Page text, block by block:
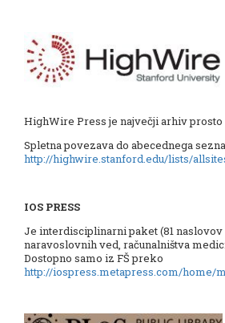
HighWire Press je največji arhiv
Spletna povezava do abecednega
http://highwire.stanford.edu/lists/
IOS PRESS
Je interdisciplinarni paket (81
naravoslovnih ved, računalništva
Dostopno samo iz FŠ preko
http://iospress.metapress.com/home/